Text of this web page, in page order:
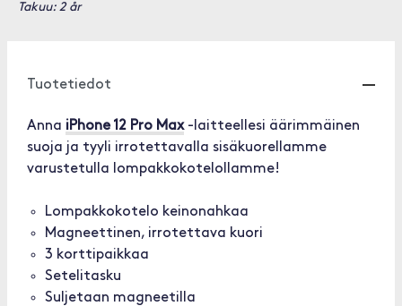
Takuu: 2 år
Tuotetiedot
Anna iPhone 12 Pro Max-laitteellesi äärimmäinen
suoja ja tyyli irrotettavalla sisäkuorellamme
varustetulla lompakkokotelollamme!
Lompakkokotelo keinonahkaa
Magneettinen, irrotettava kuori
3 korttipaikkaa
Setelitasku
Suljetaan magneetilla